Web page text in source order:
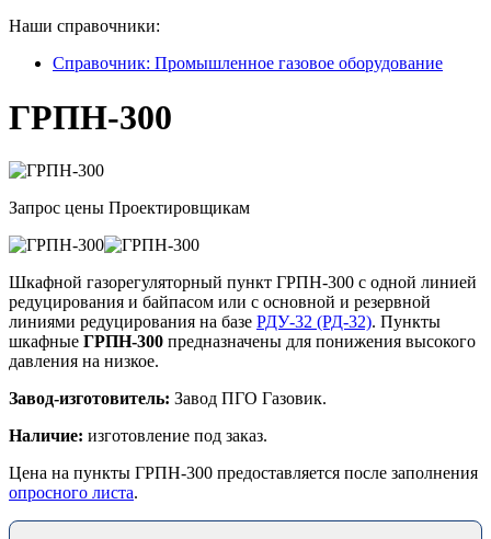
Наши справочники:
Справочник: Промышленное газовое оборудование
ГРПН-300
Запрос цены Проектировщикам
Шкафной газорегуляторный пункт ГРПН-300 с одной линией
редуцирования и байпасом или с основной и резервной
линиями редуцирования на базе РДУ-32 (РД-32). Пункты
шкафные ГРПН-300 предназначены для понижения высокого
давления на низкое.
Завод-изготовитель: Завод ПГО Газовик.
Наличие: изготовление под заказ.
Цена на пункты ГРПН-300 предоставляется после заполнения
опросного листа.